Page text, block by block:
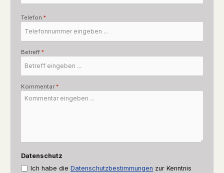
Telefon *
Betreff *
Kommentar *
Datenschutz
Ich habe dieDatenschutzbestimmungen zur Kenntnis